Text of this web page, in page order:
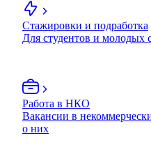
Стажировки и подработка
Для студентов и молодых
Работа в НКО
Вакансии в
о них